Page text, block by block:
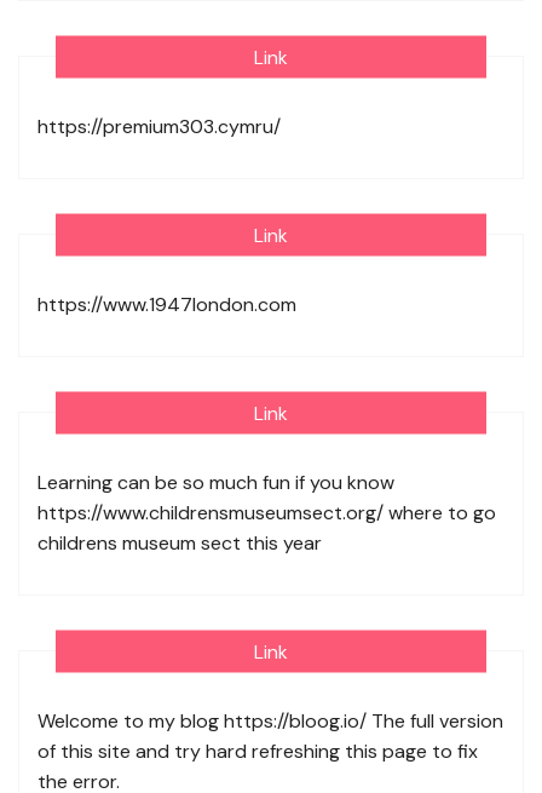
Link
https://premium303.cymru/
Link
https://www.1947london.com
Link
Learning can be so much fun if you know
https://www.childrensmuseumsect.org/where to go
childrens museum sect this year
Link
Welcome to my bloghttps://bloog.io/ The full version
of this site and try hard refreshing this page to fix
the error.